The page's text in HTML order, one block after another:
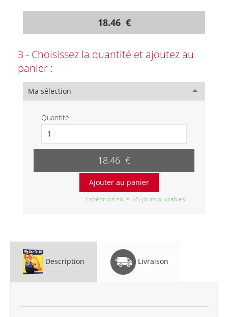
18.46 €
3 - Choisissez la quantité et ajoutez au
panier :
Ma sélection
Quantité:
18.46 €
Expédition sous 2/5 jours ouvrables.
Description Livraison